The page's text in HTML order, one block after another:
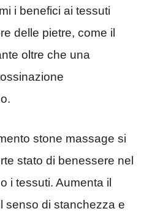
i benefici ai tessuti
delle pietre, come il
oltre che una
stone massage si
stato di benessere nel
i tessuti. Aumenta il
senso di stanchezza e